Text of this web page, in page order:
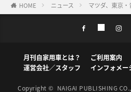
HOME ニュース マツダ、東京
月刊自家用車とは？ ご利用案内
運営会社／スタッフ
インフォメー
Copyright © NAIGAI PUBLISHING